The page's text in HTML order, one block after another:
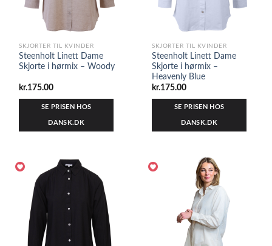
SKJORTER TIL KVINDER
Steenholt Linett Dame
Skjorte i hørmix – Woody
kr.175.00
SE PRISEN HOS
DANSK.DK
SKJORTER TIL KVINDER
Steenholt Linett Dame
Skjorte i hørmix –
Heavenly Blue
kr.175.00
SE PRISEN HOS
DANSK.DK